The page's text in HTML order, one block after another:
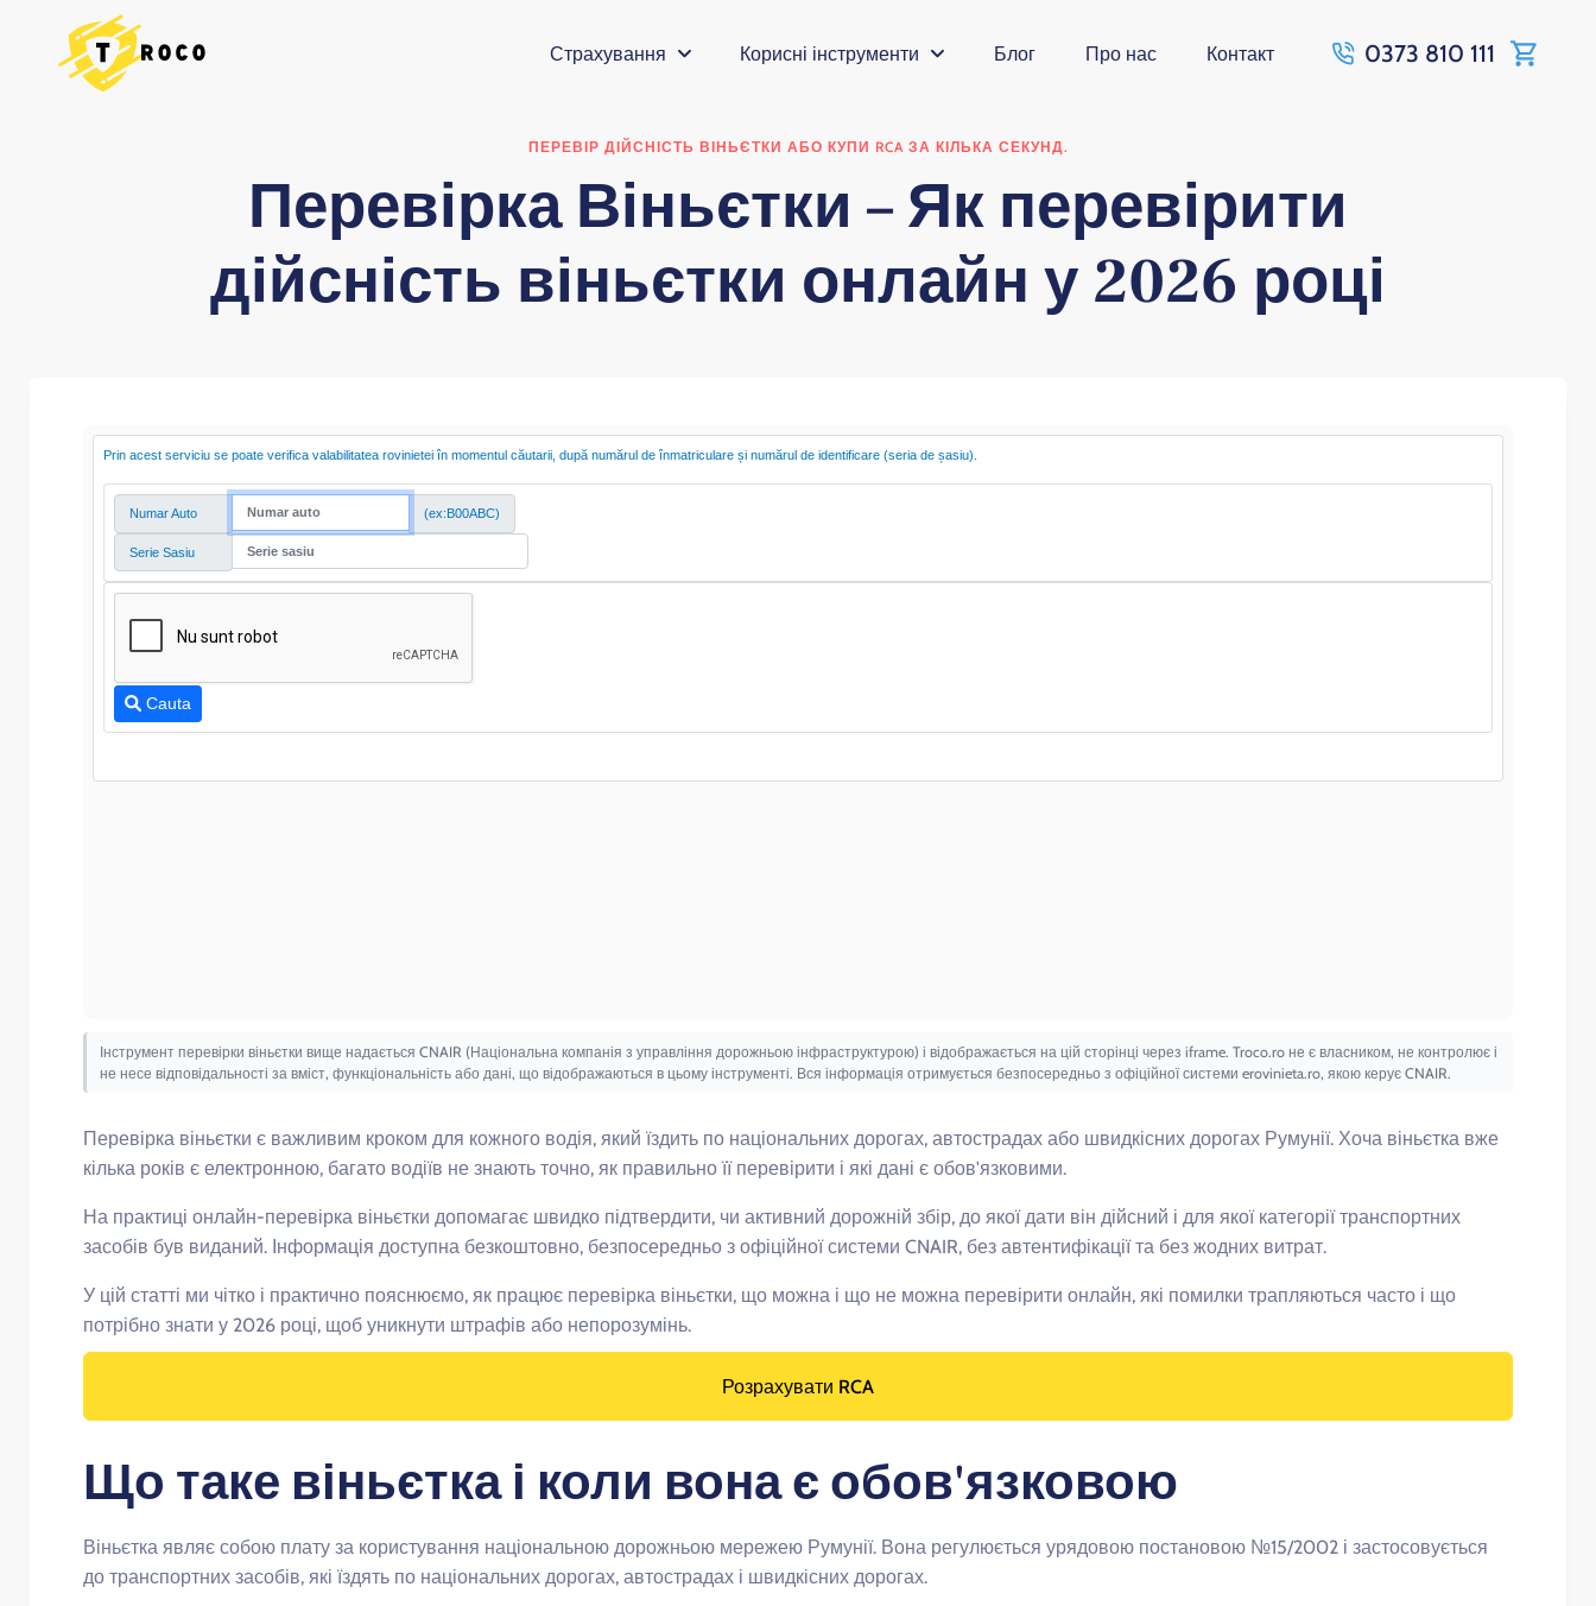
Страхування Корисні інструменти Блог Про нас Контакт 0373 810 111
ПЕРЕВІР ДІЙСНІСТЬ ВІНЬЄТКИ АБО КУПИ RCA ЗА КІЛЬКА СЕКУНД.
Перевірка Віньєтки – Як перевірити
дійсність віньєтки онлайн у 2026 році
Інструмент перевірки віньєтки вище надається CNAIR (Національна компанія з управління дорожньою інфраструктурою) і відображається на цій сторінці через iframe. Troco.ro не є власником, не контролює і
не несе відповідальності за вміст, функціональність або дані, що відображаються в цьому інструменті. Вся інформація отримується безпосередньо з офіційної системи erovinieta.ro, якою керує CNAIR.
Перевірка віньєтки є важливим кроком для кожного водія, який їздить по національних дорогах, автострадах або швидкісних дорогах Румунії. Хоча віньєтка вже
кілька років є електронною, багато водіїв не знають точно, як правильно її перевірити і які дані є обов'язковими.
На практиці онлайн-перевірка віньєтки допомагає швидко підтвердити, чи активний дорожній збір, до якої дати він дійсний і для якої категорії транспортних
засобів був виданий. Інформація доступна безкоштовно, безпосередньо з офіційної системи CNAIR, без автентифікації та без жодних витрат.
У цій статті ми чітко і практично пояснюємо, як працює перевірка віньєтки, що можна і що не можна перевірити онлайн, які помилки трапляються часто і що
потрібно знати у 2026 році, щоб уникнути штрафів або непорозумінь.
Розрахувати RCA
Що таке віньєтка і коли вона є обов'язковою
Віньєтка являє собою плату за користування національною дорожньою мережею Румунії. Вона регулюється урядовою постановою №15/2002 і застосовується
до транспортних засобів, які їздять по національних дорогах, автострадах і швидкісних дорогах.